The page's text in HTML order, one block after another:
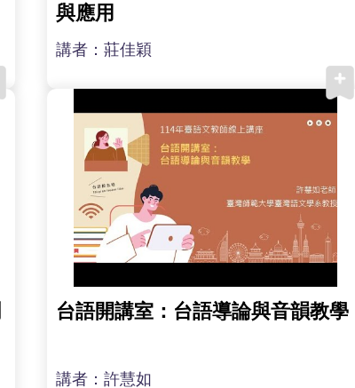
與應用
講者：莊佳穎
台語開講室：台語導論與音韻教學
講者：許慧如